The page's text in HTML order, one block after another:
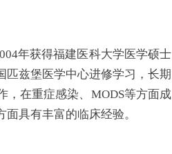
年获得福建医科大学医学硕士
匹兹堡医学中心进修学习，长期
，在重症感染、MODS等方面成
具有丰富的临床经验。